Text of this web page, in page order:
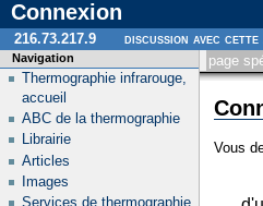
Connexion
page
Vous
Navigation
Thermographie infrarouge,
accueil
ABC de la thermographie
Librairie
Articles
Images
Services de thermographie
216.73.217.9 discussion avec cette